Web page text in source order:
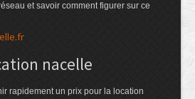
et savoir comment figurer sur ce
nacelle
rapidement un prix pour la location